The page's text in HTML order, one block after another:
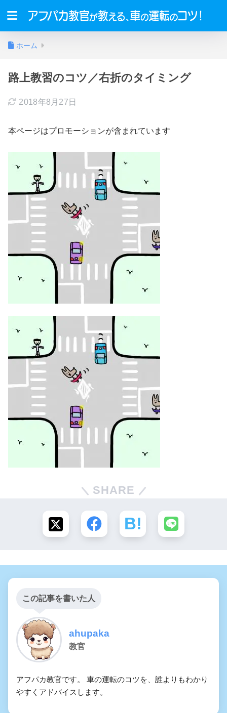
ホーム
路上教習のコツ／右折のタイミング
2018年8月27日
本ページはプロモーションが含まれています
SHARE
この記事を書いた人
ahupaka
教官
アフパカ教官です。 車の運転のコツを、誰よりもわかり
やすくアドバイスします。